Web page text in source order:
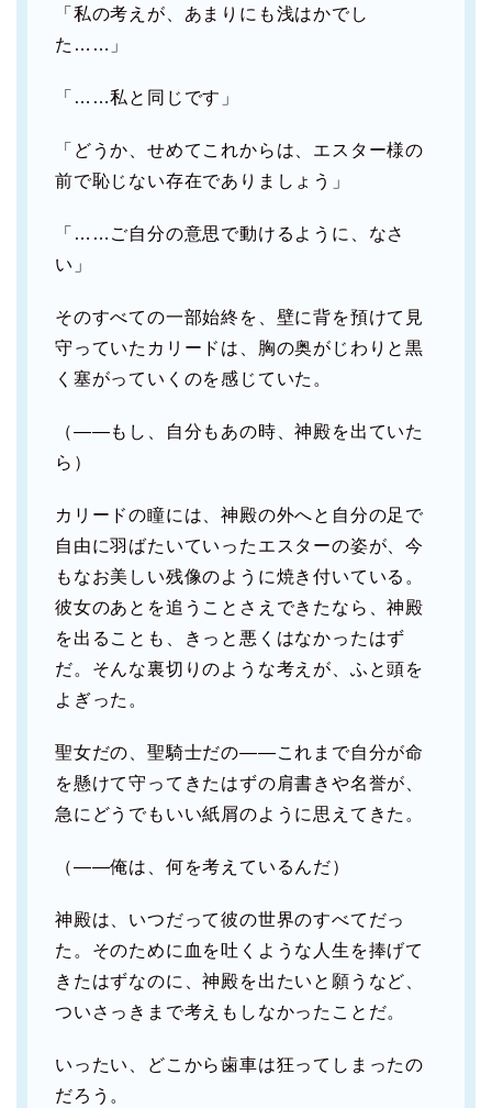
「私の考えが、あまりにも浅はかでし
た……」
「……私と同じです」
「どうか、せめてこれからは、エスター様の
前で恥じない存在でありましょう」
「……ご自分の意思で動けるように、なさ
い」
そのすべての一部始終を、壁に背を預けて見
守っていたカリードは、胸の奥がじわりと黒
く塞がっていくのを感じていた。
（――もし、自分もあの時、神殿を出ていた
ら）
カリードの瞳には、神殿の外へと自分の足で
自由に羽ばたいていったエスターの姿が、今
もなお美しい残像のように焼き付いている。
彼女のあとを追うことさえできたなら、神殿
を出ることも、きっと悪くはなかったはず
だ。そんな裏切りのような考えが、ふと頭を
よぎった。
聖女だの、聖騎士だの――これまで自分が命
を懸けて守ってきたはずの肩書きや名誉が、
急にどうでもいい紙屑のように思えてきた。
（――俺は、何を考えているんだ）
神殿は、いつだって彼の世界のすべてだっ
た。そのために血を吐くような人生を捧げて
きたはずなのに、神殿を出たいと願うなど、
ついさっきまで考えもしなかったことだ。
いったい、どこから歯車は狂ってしまったの
だろう。